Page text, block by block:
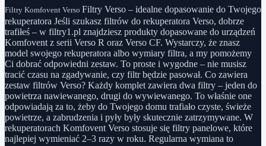
Filtry Komfovent Verso Filtry Verso – idealne dopasowanie do Twojego
rekuperatora Jeśli szukasz filtrów do rekuperatora Verso, dobrze
trafiłeś – w filtry1.pl znajdziesz produkty dopasowane do urządzeń
Komfovent z serii Verso R oraz Verso CF. Wystarczy, że znasz
model swojego rekuperatora albo wymiary filtra, a my pomożemy
Ci dobrać odpowiedni zestaw. To proste i wygodne – nie musisz
tracić czasu na zgadywanie, czy filtr będzie pasował. Co zawiera
zestaw filtrów Verso? Każdy komplet zawiera dwa filtry – jeden do
powietrza nawiewanego, drugi do wywiewanego. To właśnie one
odpowiadają za to, żeby do Twojego domu trafiało czyste, świeże
powietrze, a zabrudzenia i pyły były skutecznie zatrzymywane. W
rekuperatorach Komfovent Verso stosuje się filtry panelowe, które
najlepiej wymieniać 2–3 razy w roku. Regularna wymiana to